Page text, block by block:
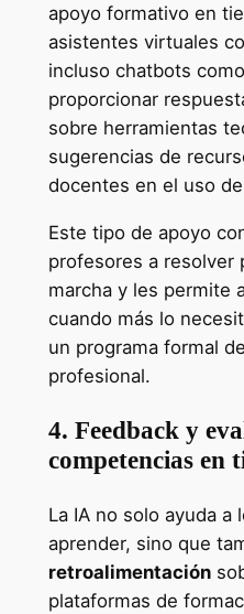
apoyo formativo en
asistentes virtuales
incluso chatbots como
proporcionar
sobre herramientas
sugerencias de
docentes en el uso
Este tipo de apoyo
profesores a resolver
marcha y les permite
cuando más lo
un programa formal
profesional.
4. Feedback y
competencias en
La IA no solo ayuda a
aprender, sino que
retroalimentación
plataformas de